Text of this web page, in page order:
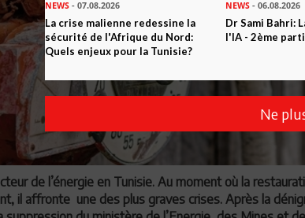
de l’énergie en Tunisie. Au moment où la
il affronte une des plus graves crises. Après la
NEWS - 07.08.2026
La crise malienne redessine la
sécurité de l'Afrique du Nord:
Quels enjeux pour la Tunisie?
NEWS - 06.08.2026
Dr Sami Bahri:
l'IA - 2ème
Ne